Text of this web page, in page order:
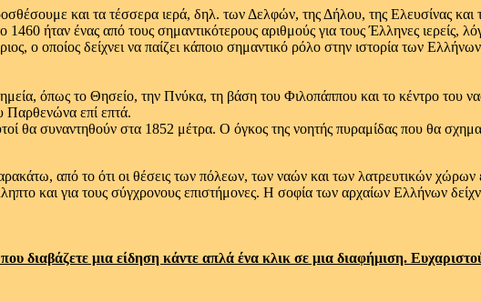
και τα τέσσερα ιερά, δηλ. των Δελφών, της Δήλου, της Ελευσίνας
ήταν ένας από τους σημαντικότερους αριθμούς για τους Έλληνες ιερείς,
ο οποίος δείχνει να παίζει κάποιο σημαντικό ρόλο στην ιστορία των
όπως το Θησείο, την Πνύκα, τη βάση του Φιλοπάππου και το κέντρο του
Παρθενώνα επί επτά.
θα συναντηθούν στα 1852 μέτρα. Ο όγκος της νοητής πυραμίδας που θα
από το ότι οι θέσεις των πόλεων, των ναών και των λατρευτικών χώρων
και για τους σύγχρονους επιστήμονες. Η σοφία των αρχαίων Ελλήνων
διαβάζετε μια είδηση κάντε απλά ένα κλικ σε μια διαφήμιση.